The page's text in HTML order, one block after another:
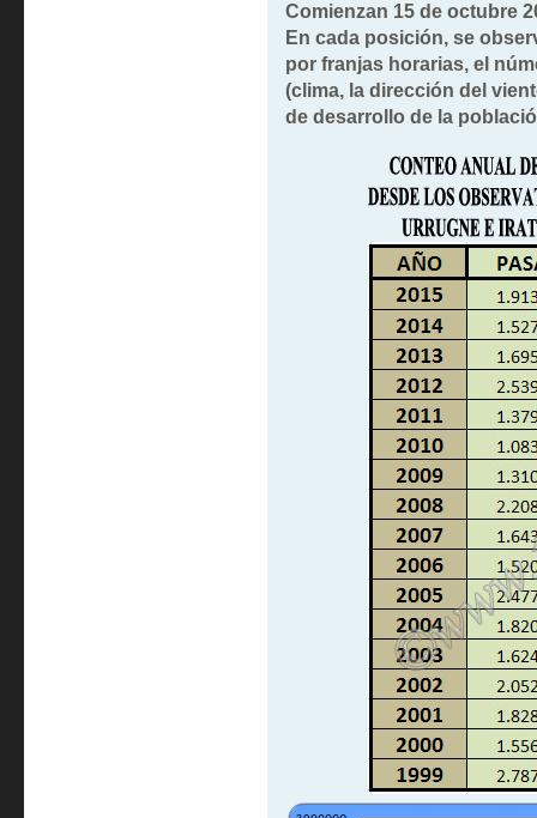
Comienzan 15 de octubre
En cada posición, se
por franjas horarias, el
(clima, la dirección del
de desarrollo de la